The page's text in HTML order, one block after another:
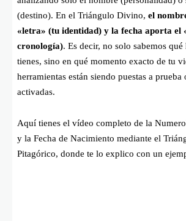
(destino). En el Triángulo Divino, el
«letra» (tu identidad) y la fecha aporta el
cronología). Es decir, no solo sabemos qué
tienes, sino en qué momento exacto de tu
herramientas están siendo puestas a prueba
activadas.
Aquí tienes el vídeo completo de la
y la Fecha de Nacimiento mediante el
Pitagórico, donde te lo explico con un